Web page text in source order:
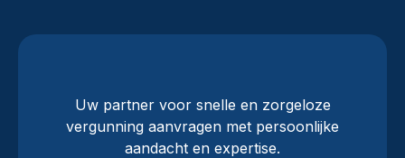
Uw partner voor snelle en zorgeloze
vergunning aanvragen met persoonlijke
aandacht en expertise.